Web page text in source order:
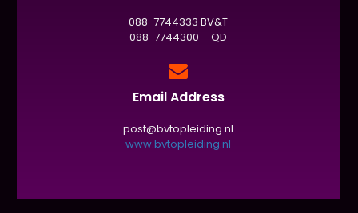
088-7744333 BV&T
088-7744300 QD
Email Address
post@bvtopleiding.nl
www.bvtopleiding.nl